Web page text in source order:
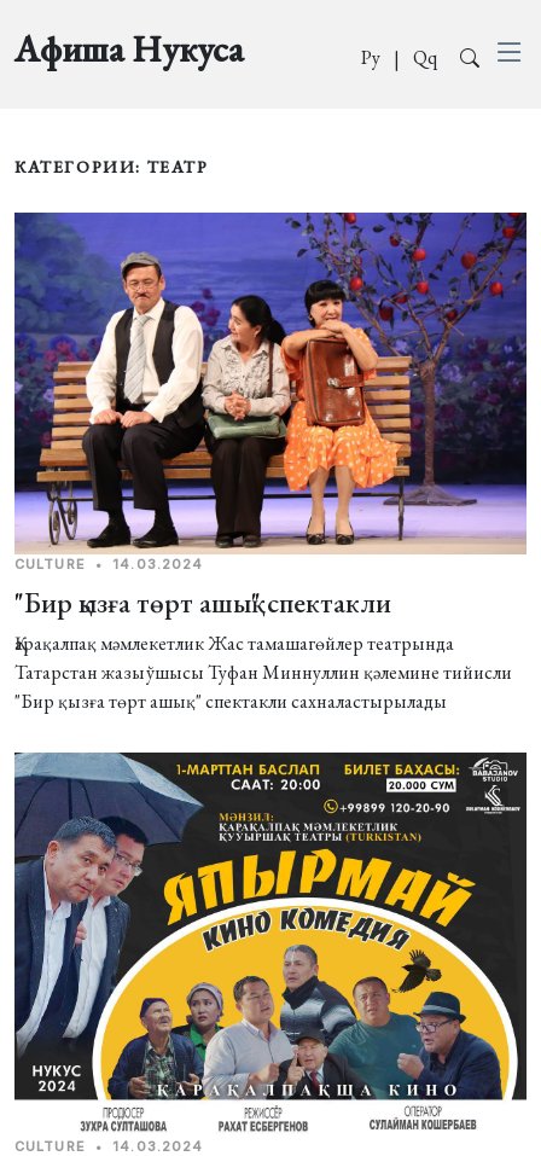
Афиша Нукуса Ру | Qq
КАТЕГОРИИ: ТЕАТР
CULTURE • 14.03.2024
"Бир қызға төрт ашық" спектакли
Қарақалпақ мәмлекетлик Жас тамашагөйлер театрында
Татарстан жазыўшысы Туфан Миннуллин қәлемине тийисли
"Бир қызға төрт ашық" спектакли сахналастырылады
CULTURE • 14.03.2024